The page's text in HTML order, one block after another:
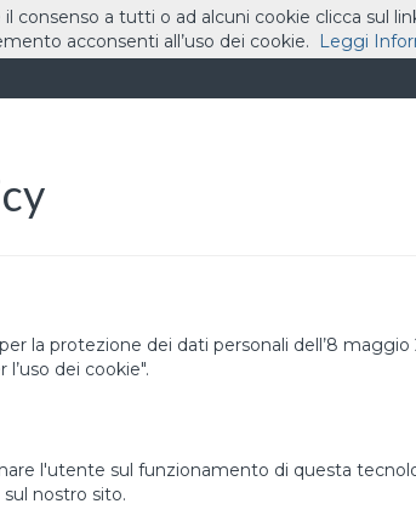
DOMINI ASSISTENZA
la protezione dei dati personali dell’8 maggio
dei cookie".
l'utente sul funzionamento di questa
nostro sito.
a tutti o ad alcuni cookie clicca sul
acconsenti all’uso dei cookie.
Leggi